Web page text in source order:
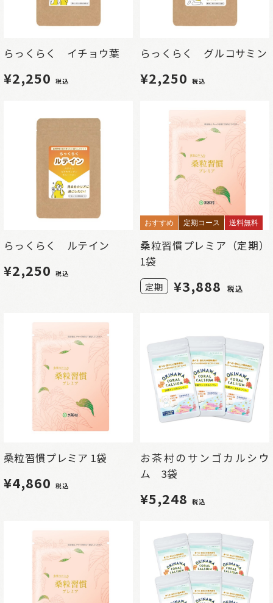
らっくらく イチョウ葉
¥2,250 税込
らっくらく グルコサミン
¥2,250 税込
らっくらく ルテイン
¥2,250 税込
おすすめ 定期コース 送料無料
桑粒習慣プレミア（定期）
1袋
定期 ¥3,888 税込
桑粒習慣プレミア 1袋
¥4,860 税込
お茶村のサンゴカルシウ
ム 3袋
¥5,248 税込